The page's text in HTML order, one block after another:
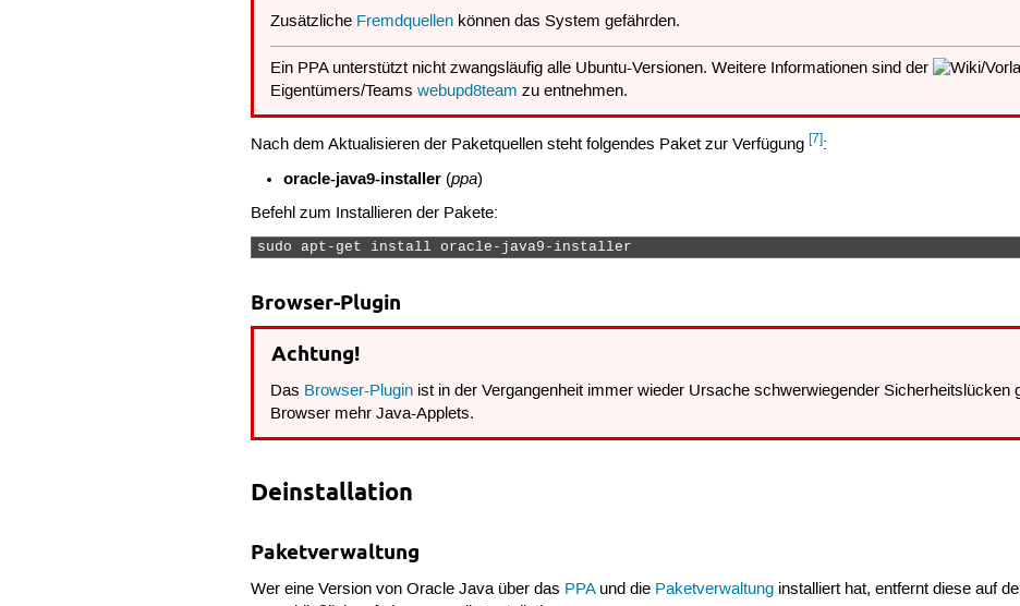
Zusätzliche Fremdquellen können das System gefährden.
Ein PPA unterstützt nicht zwangsläufig alle Ubuntu-Versionen. Weitere Informationen sind der
Eigentümers/Teamswebupd8team zu entnehmen.
Nach dem Aktualisieren der Paketquellen steht folgendes Paket zur Verfügung[7]:
oracle-java9-installer(ppa)
Befehl zum Installieren der Pakete:
sudo apt-get install oracle-java9-installer
Browser-Plugin
Achtung!
Das Browser-Plugin ist in der Vergangenheit immer wieder Ursache schwerwiegender
Browser mehr Java-Applets.
Deinstallation
Paketverwaltung
Wer eine Version von Oracle Java über das PPAund die Paketverwaltung installiert hat, entfernt diese auf